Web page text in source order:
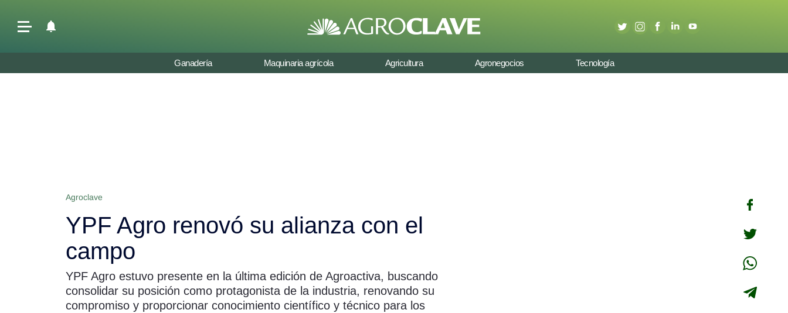
Ganadería Maquinaria agrícola Agricultura Agronegocios Tecnología
Agroclave
YPF Agro renovó su alianza con el
campo
YPF Agro estuvo presente en la última edición de Agroactiva, buscando
consolidar su posición como protagonista de la industria, renovando su
compromiso y proporcionar conocimiento científico y técnico para los